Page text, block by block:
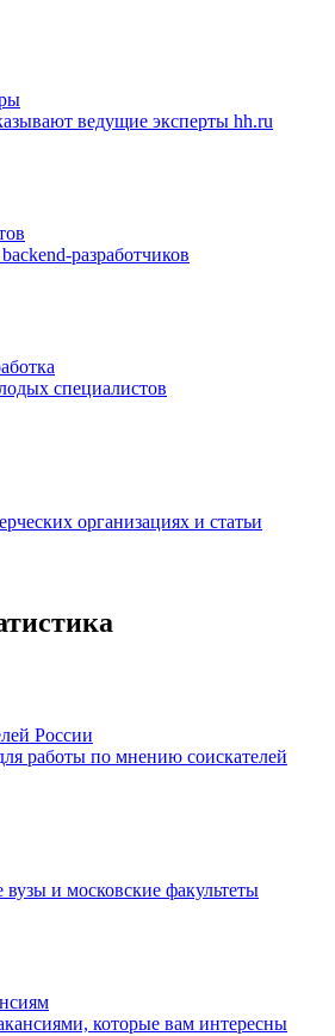
ведущие эксперты hh.ru
разработчиков
специалистов
организациях и статьи
России
работы по мнению соискателей
и московские факультеты
которые вам интересны